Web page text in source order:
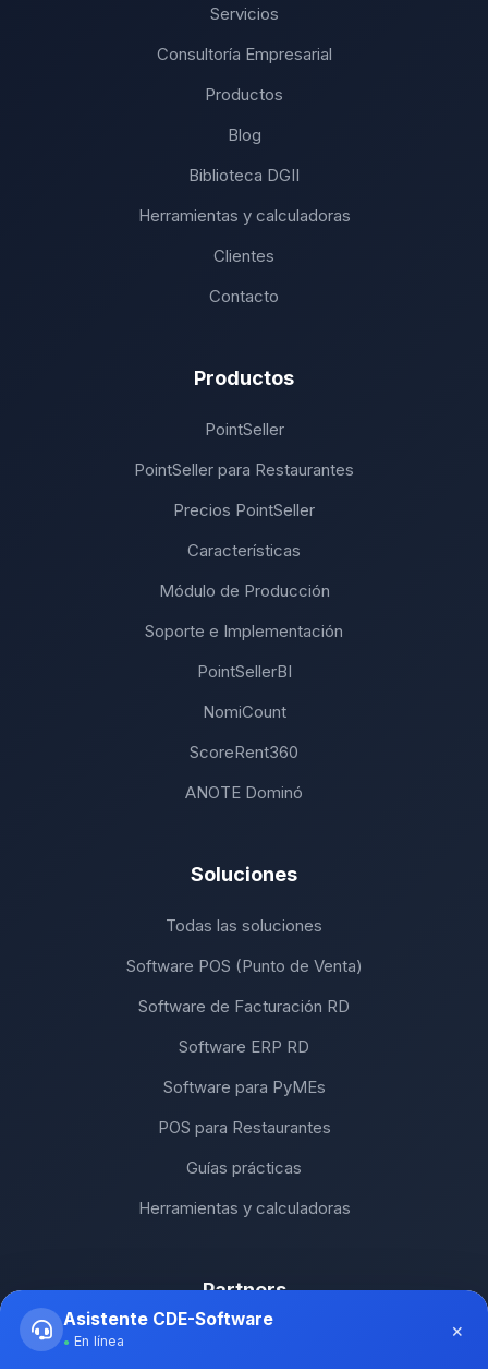
Servicios
Consultoría Empresarial
Productos
Blog
Biblioteca DGII
Herramientas y calculadoras
Clientes
Contacto
Productos
PointSeller
PointSeller para Restaurantes
Precios PointSeller
Características
Módulo de Producción
Soporte e Implementación
PointSellerBI
NomiCount
ScoreRent360
ANOTE Dominó
Soluciones
Todas las soluciones
Software POS (Punto de Venta)
Software de Facturación RD
Software ERP RD
Software para PyMEs
POS para Restaurantes
Guías prácticas
Herramientas y calculadoras
Partners
Asistente CDE-Software
En línea ×